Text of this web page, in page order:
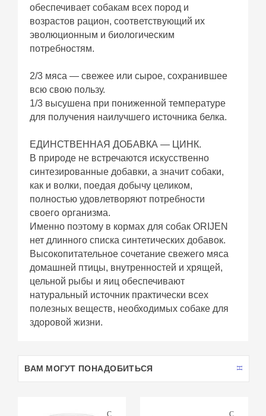
обеспечивает собакам всех пород и
возрастов рацион, соответствующий их
эволюционным и биологическим
потребностям.
2/3 мяса — свежее или сырое, сохранившее
всю свою пользу.
1/3 высушена при пониженной температуре
для получения наилучшего источника белка.
ЕДИНСТВЕННАЯ ДОБАВКА — ЦИНК.
В природе не встречаются искусственно
синтезированные добавки, а значит собаки,
как и волки, поедая добычу целиком,
полностью удовлетворяют потребности
своего организма.
Именно поэтому в кормах для собак ORIJEN
нет длинного списка синтетических добавок.
Высокопитательное сочетание свежего мяса
домашней птицы, внутренностей и хрящей,
цельной рыбы и яиц обеспечивают
натуральный источник практически всех
полезных веществ, необходимых собаке для
здоровой жизни.
ВАМ МОГУТ ПОНАДОБИТЬСЯ